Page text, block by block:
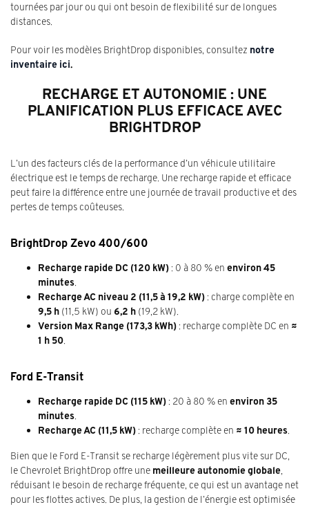
tournées par jour ou qui ont besoin de flexibilité sur de longues
distances.
Pour voir les modèles BrightDrop disponibles, consultez notre
inventaire ici.
RECHARGE ET AUTONOMIE : UNE
PLANIFICATION PLUS EFFICACE AVEC
BRIGHTDROP
L’un des facteurs clés de la performance d’un véhicule utilitaire
électrique est le temps de recharge. Une recharge rapide et efficace
peut faire la différence entre une journée de travail productive et des
pertes de temps coûteuses.
BrightDrop Zevo 400/600
Recharge rapide DC (120 kW) : 0 à 80 % en environ 45
minutes.
Recharge AC niveau 2 (11,5 à 19,2 kW) : charge complète en
9,5 h (11,5 kW) ou 6,2 h (19,2 kW).
Version Max Range (173,3 kWh) : recharge complète DC en ≈
1 h 50.
Ford E-Transit
Recharge rapide DC (115 kW) : 20 à 80 % en environ 35
minutes.
Recharge AC (11,5 kW) : recharge complète en ≈ 10 heures.
Bien que le Ford E-Transit se recharge légèrement plus vite sur DC,
le Chevrolet BrightDrop offre une meilleure autonomie globale,
réduisant le besoin de recharge fréquente, ce qui est un avantage net
pour les flottes actives. De plus, la gestion de l’énergie est optimisée